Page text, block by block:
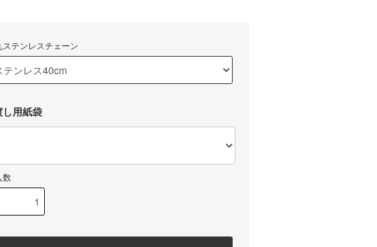
ステンレスチェーン
し用紙袋
数